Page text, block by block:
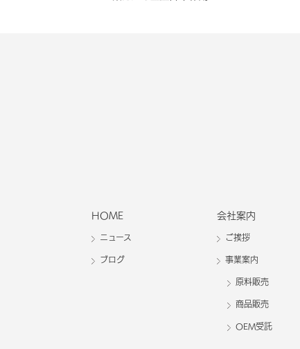
HOME
ニュース
ブログ
会社案内
ご挨拶
事業案内
原料販売
商品販売
OEM受託